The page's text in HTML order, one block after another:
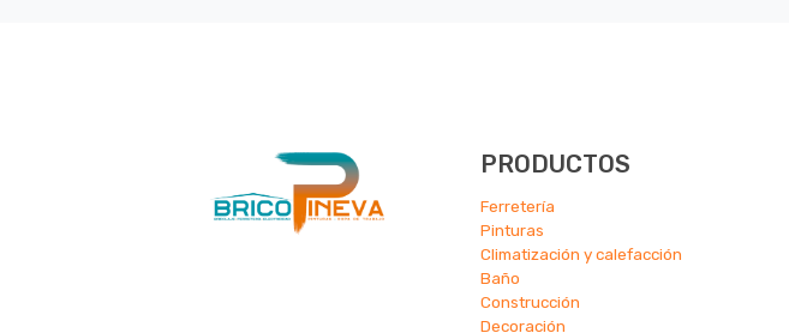
PRODUCTOS
Ferretería
Pinturas
Climatización y calefacción
Baño
Construcción
Decoración